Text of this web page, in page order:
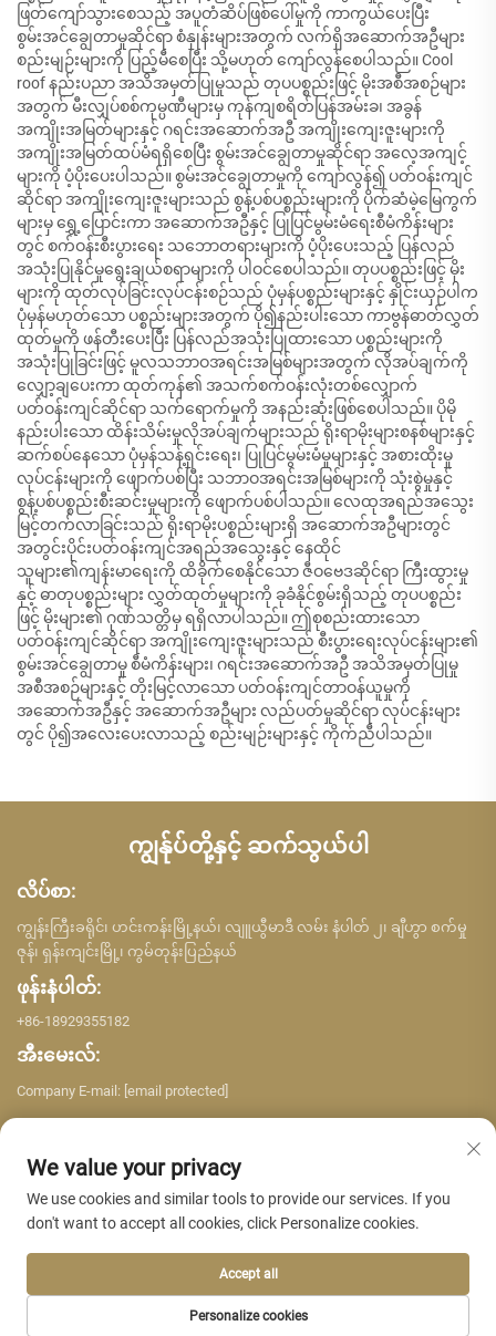
ဖြတ်ကျော်သွားစေသည့် အပူတံဆိပ်ဖြစ်ပေါ်မှုကို ကာကွယ်ပေးပြီး
စွမ်းအင်ချွေတာမှုဆိုင်ရာ စံနှုန်းများအတွက် လက်ရှိအဆောက်အဦများ
စည်းမျဉ်းများကို ပြည့်မီစေပြီး သို့မဟုတ် ကျော်လွန်စေပါသည်။ Cool
roof နည်းပညာ အသိအမှတ်ပြုမှုသည် တုပပစ္စည်းဖြင့် မိုးအစီအစဉ်များ
အတွက် မီးလျှပ်စစ်ကုမ္ပဏီများမှ ကုန်ကျစရိတ်ပြန်အမ်းခ၊ အခွန်
အကျိုးအမြတ်များနှင့် ဂရင်းအဆောက်အဦ အကျိုးကျေးဇူးများကို
အကျိုးအမြတ်ထပ်မံရရှိစေပြီး စွမ်းအင်ချွေတာမှုဆိုင်ရာ အလေ့အကျင့်
များကို ပံ့ပိုးပေးပါသည်။ စွမ်းအင်ချွေတာမှုကို ကျော်လွန်၍ ပတ်ဝန်းကျင်
ဆိုင်ရာ အကျိုးကျေးဇူးများသည် စွန့်ပစ်ပစ္စည်းများကို ပိုက်ဆံမဲ့မြေကွက်
များမှ ရွှေ့ပြောင်းကာ အဆောက်အဦနှင့် ပြုပြင်မွမ်းမံရေးစီမံကိန်းများ
တွင် စက်ဝန်းစီးပွားရေး သဘောတရားများကို ပံ့ပိုးပေးသည့် ပြန်လည်
အသုံးပြုနိုင်မှုရွေးချယ်စရာများကို ပါဝင်စေပါသည်။ တုပပစ္စည်းဖြင့် မိုး
များကို ထုတ်လုပ်ခြင်းလုပ်ငန်းစဉ်သည် ပုံမှန်ပစ္စည်းများနှင့် နှိုင်းယှဉ်ပါက
ပုံမှန်မဟုတ်သော ပစ္စည်းများအတွက် ပို၍နည်းပါးသော ကာဗွန်ဓာတ်လွှတ်
ထုတ်မှုကို ဖန်တီးပေးပြီး ပြန်လည်အသုံးပြုထားသော ပစ္စည်းများကို
အသုံးပြုခြင်းဖြင့် မူလသဘာဝအရင်းအမြစ်များအတွက် လိုအပ်ချက်ကို
လျှော့ချပေးကာ ထုတ်ကုန်၏ အသက်စက်ဝန်းလုံးတစ်လျှောက်
ပတ်ဝန်းကျင်ဆိုင်ရာ သက်ရောက်မှုကို အနည်းဆုံးဖြစ်စေပါသည်။ ပိုမို
နည်းပါးသော ထိန်းသိမ်းမှုလိုအပ်ချက်များသည် ရိုးရာမိုးများစနစ်များနှင့်
ဆက်စပ်နေသော ပုံမှန်သန့်ရှင်းရေး၊ ပြုပြင်မွမ်းမံမှုများနှင့် အစားထိုးမှု
လုပ်ငန်းများကို ဖျောက်ပစ်ပြီး သဘာဝအရင်းအမြစ်များကို သုံးစွဲမှုနှင့်
စွန့်ပစ်ပစ္စည်းစီးဆင်းမှုများကို ဖျောက်ပစ်ပါသည်။ လေထုအရည်အသွေး
မြင့်တက်လာခြင်းသည် ရိုးရာမိုးပစ္စည်းများရှိ အဆောက်အဦများတွင်
အတွင်းပိုင်းပတ်ဝန်းကျင်အရည်အသွေးနှင့် နေထိုင်
သူများ၏ကျန်းမာရေးကို ထိခိုက်စေနိုင်သော ဇီဝဗေဒဆိုင်ရာ ကြီးထွားမှု
နှင့် ဓာတုပစ္စည်းများ လွှတ်ထုတ်မှုများကို ခုခံနိုင်စွမ်းရှိသည့် တုပပစ္စည်း
ဖြင့် မိုးများ၏ ဂုဏ်သတ္တိမှ ရရှိလာပါသည်။ ဤစုစည်းထားသော
ပတ်ဝန်းကျင်ဆိုင်ရာ အကျိုးကျေးဇူးများသည် စီးပွားရေးလုပ်ငန်းများ၏
စွမ်းအင်ချွေတာမှု စီမံကိန်းများ၊ ဂရင်းအဆောက်အဦ အသိအမှတ်ပြုမှု
အစီအစဉ်များနှင့် တိုးမြင့်လာသော ပတ်ဝန်းကျင်တာဝန်ယူမှုကို
အဆောက်အဦနှင့် အဆောက်အဦများ လည်ပတ်မှုဆိုင်ရာ လုပ်ငန်းများ
တွင် ပို၍အလေးပေးလာသည့် စည်းမျဉ်းများနှင့် ကိုက်ညီပါသည်။
ကျွန်ုပ်တို့နှင့် ဆက်သွယ်ပါ
လိပ်စာ:
ကျွန်းကြီးခရိုင်၊ ဟင်းကန်းမြို့နယ်၊ လျူယွီမာဒီ လမ်း နံပါတ် ၂၊ ချီဟွာ စက်မှု
ဇုန်၊ ရှန်းကျင်းမြို့၊ ကွမ်တုန်းပြည်နယ်
ဖုန်းနံပါတ်:
+86-18929355182
အီးမေးလ်:
Company E-mail: [email protected]
မူပိုင်ခွင့်များရယူထားသည်။ -
We value your privacy
We use cookies and similar tools to provide our services. If you
don't want to accept all cookies, click Personalize cookies.
Personalize cookies
Accept all